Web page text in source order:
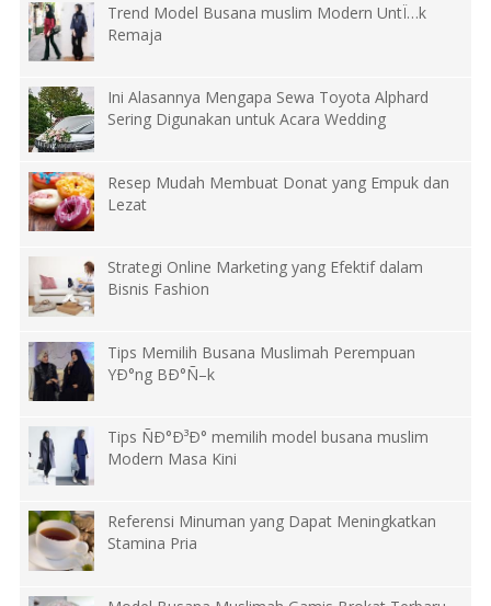
Trend Model Busana muslim Modern UntÏ…k
Remaja
Ini Alasannya Mengapa Sewa Toyota Alphard
Sering Digunakan untuk Acara Wedding
Resep Mudah Membuat Donat yang Empuk dan
Lezat
Strategi Online Marketing yang Efektif dalam
Bisnis Fashion
Tips Memilih Busana Muslimah Perempuan
YÐ°ng BÐ°Ñ–k
Tips ÑÐ°Ð³Ð° memilih model busana muslim
Modern Masa Kini
Referensi Minuman yang Dapat Meningkatkan
Stamina Pria